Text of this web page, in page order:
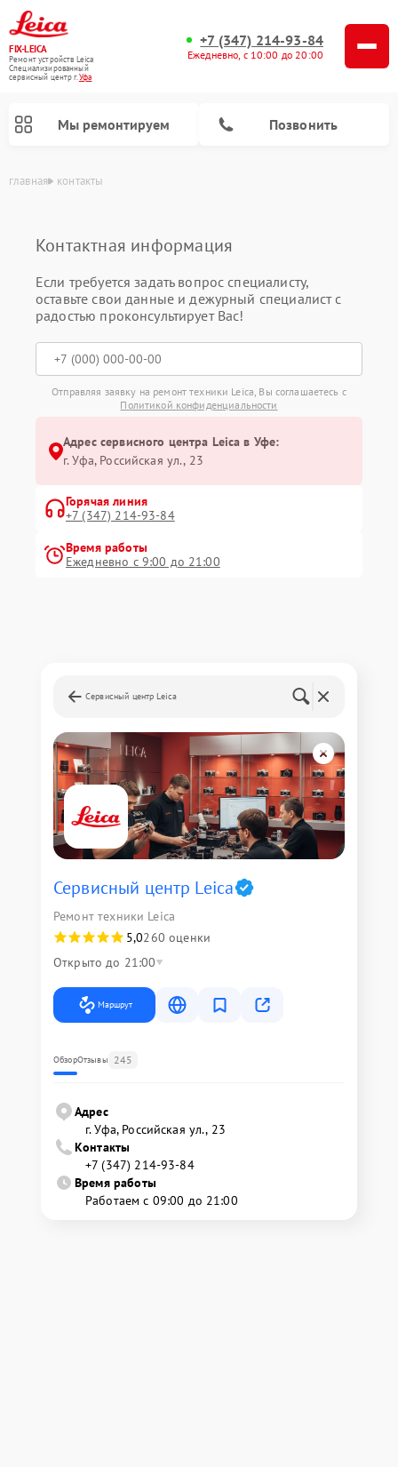
FIX-LEICA
Ремонт устройств Leica
Специализированный
cервисный центр г.Уфа
+7 (347) 214-93-84
Ежедневно, с 10:00 до 20:00
Мы ремонтируем Позвонить
главная контакты
Контактная информация
Если требуется задать вопрос специалисту,
оставьте свои данные и дежурный специалист с
радостью проконсультирует Вас!
Отправляя заявку на ремонт техники Leica, Вы соглашаетесь с
Политикой конфиденциальности
Адрес сервисного центра Leica в Уфе:
г. Уфа, Российская ул., 23
Горячая линия
+7 (347) 214-93-84
Время работы
Ежедневно с 9:00 до 21:00
Сервисный центр Leica
Сервисный центр Leica
Ремонт техники Leica
5,0260 оценки
Открыто до 21:00
Маршрут
ОбзорОтзывы 245
Адрес
г. Уфа, Российская ул., 23
Контакты
+7 (347) 214-93-84
Время работы
Работаем с 09:00 до 21:00